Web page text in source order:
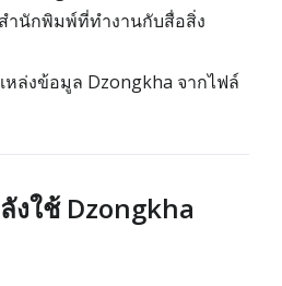
ำนักพิมพ์ที่ทำงานกับสื่อสิ่ง
ล่งข้อมูล Dzongkha จากไฟล์
งใช้ Dzongkha